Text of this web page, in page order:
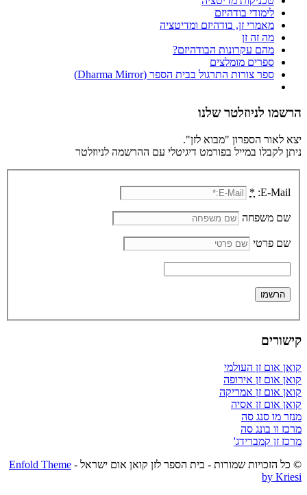
לימודי בודהיזם
מאמרי זן, בודהיזם ומדיטציה
מה זה זן
מהם עקרונות הבודהיזם?
ספרים מומלצים
ספר צורות התרגול בבית הספר (Dharma Mirror)
הרשמו לניוזלטר שלנו
יצא לאור הספרון "מבוא לזן".
ניתן לקבלו במייל בפורמט דיגיטלי עם ההרשמה לניוזלטר
E-Mail:
*
שם משפחה
שם פרטי
קישורים
קואן אום זן העולמי
קואן אום זן אירופה
קואן אום זן אמריקה
קואן אום זן אסיה
מנזר מו סנג סה
מרכז וו בונג סה
מרכז זן קמברידג'
© כל הזכויות שמורות - בית הספר לזן קואן אום ישראל - Enfold Theme
by Kriesi